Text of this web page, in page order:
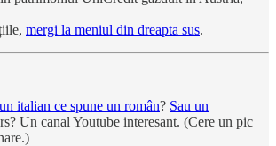
mergi la meniul din dreapta sus.
italian ce spune un român? Sau un
Un canal Youtube interesant. (Cere un pic